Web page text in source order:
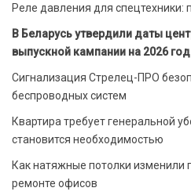
Реле давления для спецтехники:
В Беларусь утвердили даты
выпускной кампании на 2026 год
Сигнализация Стрелец-ПРО
беспроводных систем
Квартира требует генеральной
становится необходимостью
Как натяжные потолки изменили
ремонте офисов